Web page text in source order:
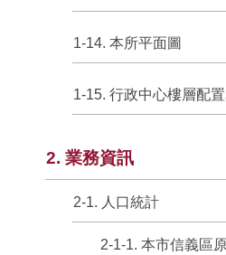
1-14. 本所平面圖
1-15. 行政中心樓層配
2. 業務資訊
2-1. 人口統計
2-1-1. 本市信義區